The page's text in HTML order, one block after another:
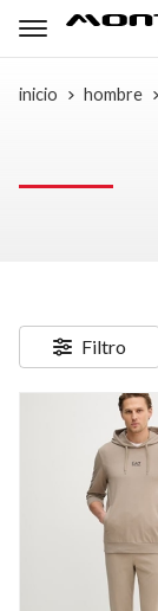
inicio hombre
Filtro